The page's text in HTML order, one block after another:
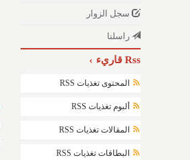
سجل الزوار
راسلنا
Rss قاريء
المحتوى تغذيات RSS
ألبوم تغذيات RSS
المقالات تغذيات RSS
البطاقات تغذيات RSS